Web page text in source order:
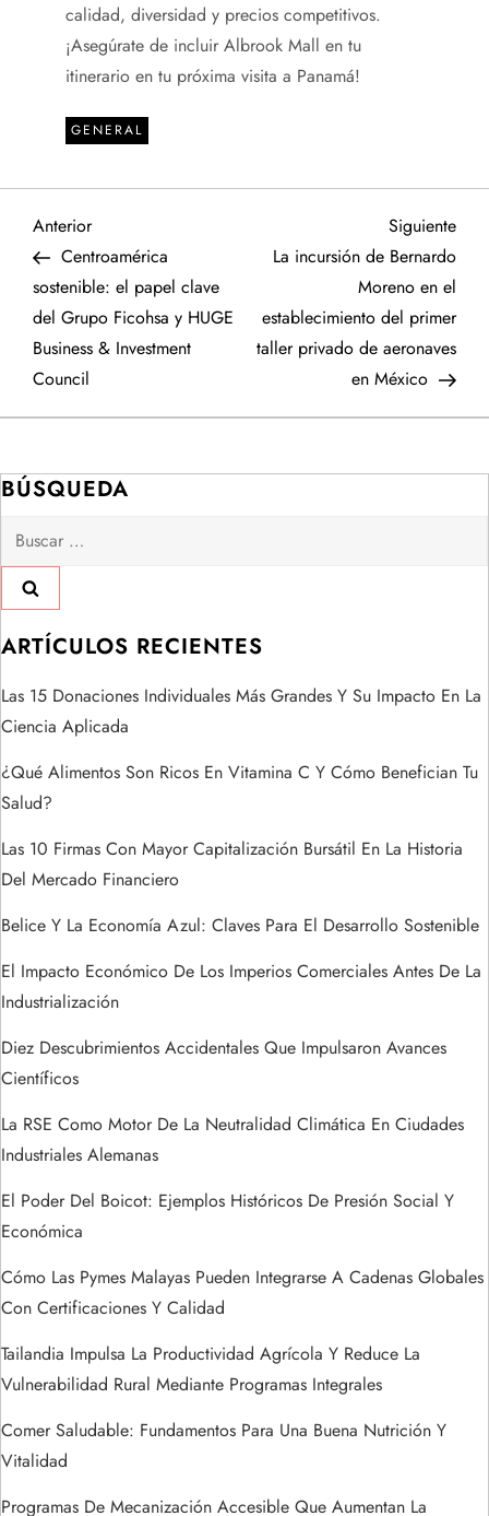
calidad, diversidad y precios competitivos.
¡Asegúrate de incluir Albrook Mall en tu
itinerario en tu próxima visita a Panamá!
GENERAL
N
a
v
e
a
c
i
ó
n
d
e
e
n
t
r
a
d
a
s
Entrada
anterior
Anterior
Centroamérica
sostenible: el papel clave
del Grupo Ficohsa y HUGE
Business & Investment
Council
Siguiente
La incursión de Bernardo
Moreno en el
establecimiento del primer
taller privado de aeronaves
en México
BÚSQUEDA
Buscar:
ARTÍCULOS RECIENTES
Las 15 Donaciones Individuales Más Grandes Y Su Impacto En La
Ciencia Aplicada
¿Qué Alimentos Son Ricos En Vitamina C Y Cómo Benefician Tu
Salud?
Las 10 Firmas Con Mayor Capitalización Bursátil En La Historia
Del Mercado Financiero
Belice Y La Economía Azul: Claves Para El Desarrollo Sostenible
El Impacto Económico De Los Imperios Comerciales Antes De La
Industrialización
Diez Descubrimientos Accidentales Que Impulsaron Avances
Científicos
La RSE Como Motor De La Neutralidad Climática En Ciudades
Industriales Alemanas
El Poder Del Boicot: Ejemplos Históricos De Presión Social Y
Económica
Cómo Las Pymes Malayas Pueden Integrarse A Cadenas Globales
Con Certificaciones Y Calidad
Tailandia Impulsa La Productividad Agrícola Y Reduce La
Vulnerabilidad Rural Mediante Programas Integrales
Comer Saludable: Fundamentos Para Una Buena Nutrición Y
Vitalidad
Programas De Mecanización Accesible Que Aumentan La